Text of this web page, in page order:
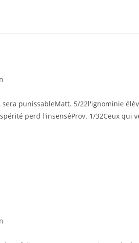
punissableMatt. 5/22l'ignominie
perd l'insenséProv. 1/32Ceux qui